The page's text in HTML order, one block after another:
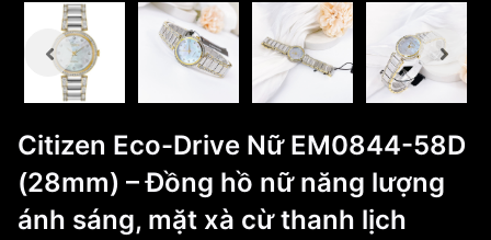
Citizen Eco-Drive Nữ EM0844-58D
(28mm) – Đồng hồ nữ năng lượng
ánh sáng, mặt xà cừ thanh lịch